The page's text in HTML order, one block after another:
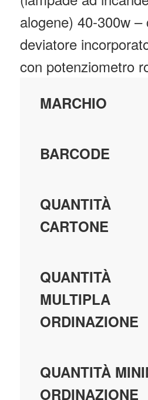
alogene) 40-300w
deviatore
con potenziometro
MARCHIO
BARCODE
QUANTITÀ
CARTONE
QUANTITÀ
MULTIPLA
ORDINAZIONE
QUANTITÀ
ORDINAZIONE